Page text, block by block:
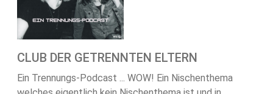
CLUB DER GETRENNTEN ELTERN
Ein Trennungs-Podcast ... WOW! Ein Nischenthema